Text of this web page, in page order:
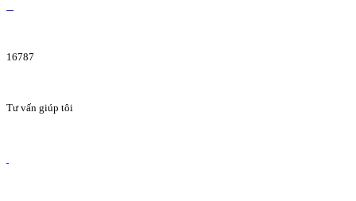
16787
Tư vấn giúp tôi